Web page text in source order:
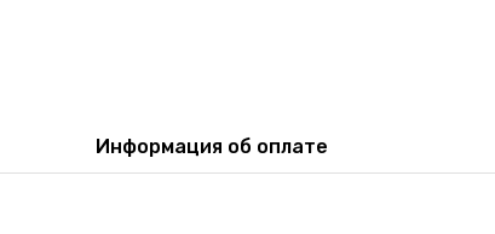
Информация об оплате